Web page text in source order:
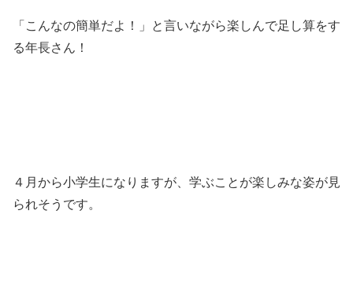
「こんなの簡単だよ！」と言いながら楽しんで足し算をす
る年長さん！
４月から小学生になりますが、学ぶことが楽しみな姿が見
られそうです。